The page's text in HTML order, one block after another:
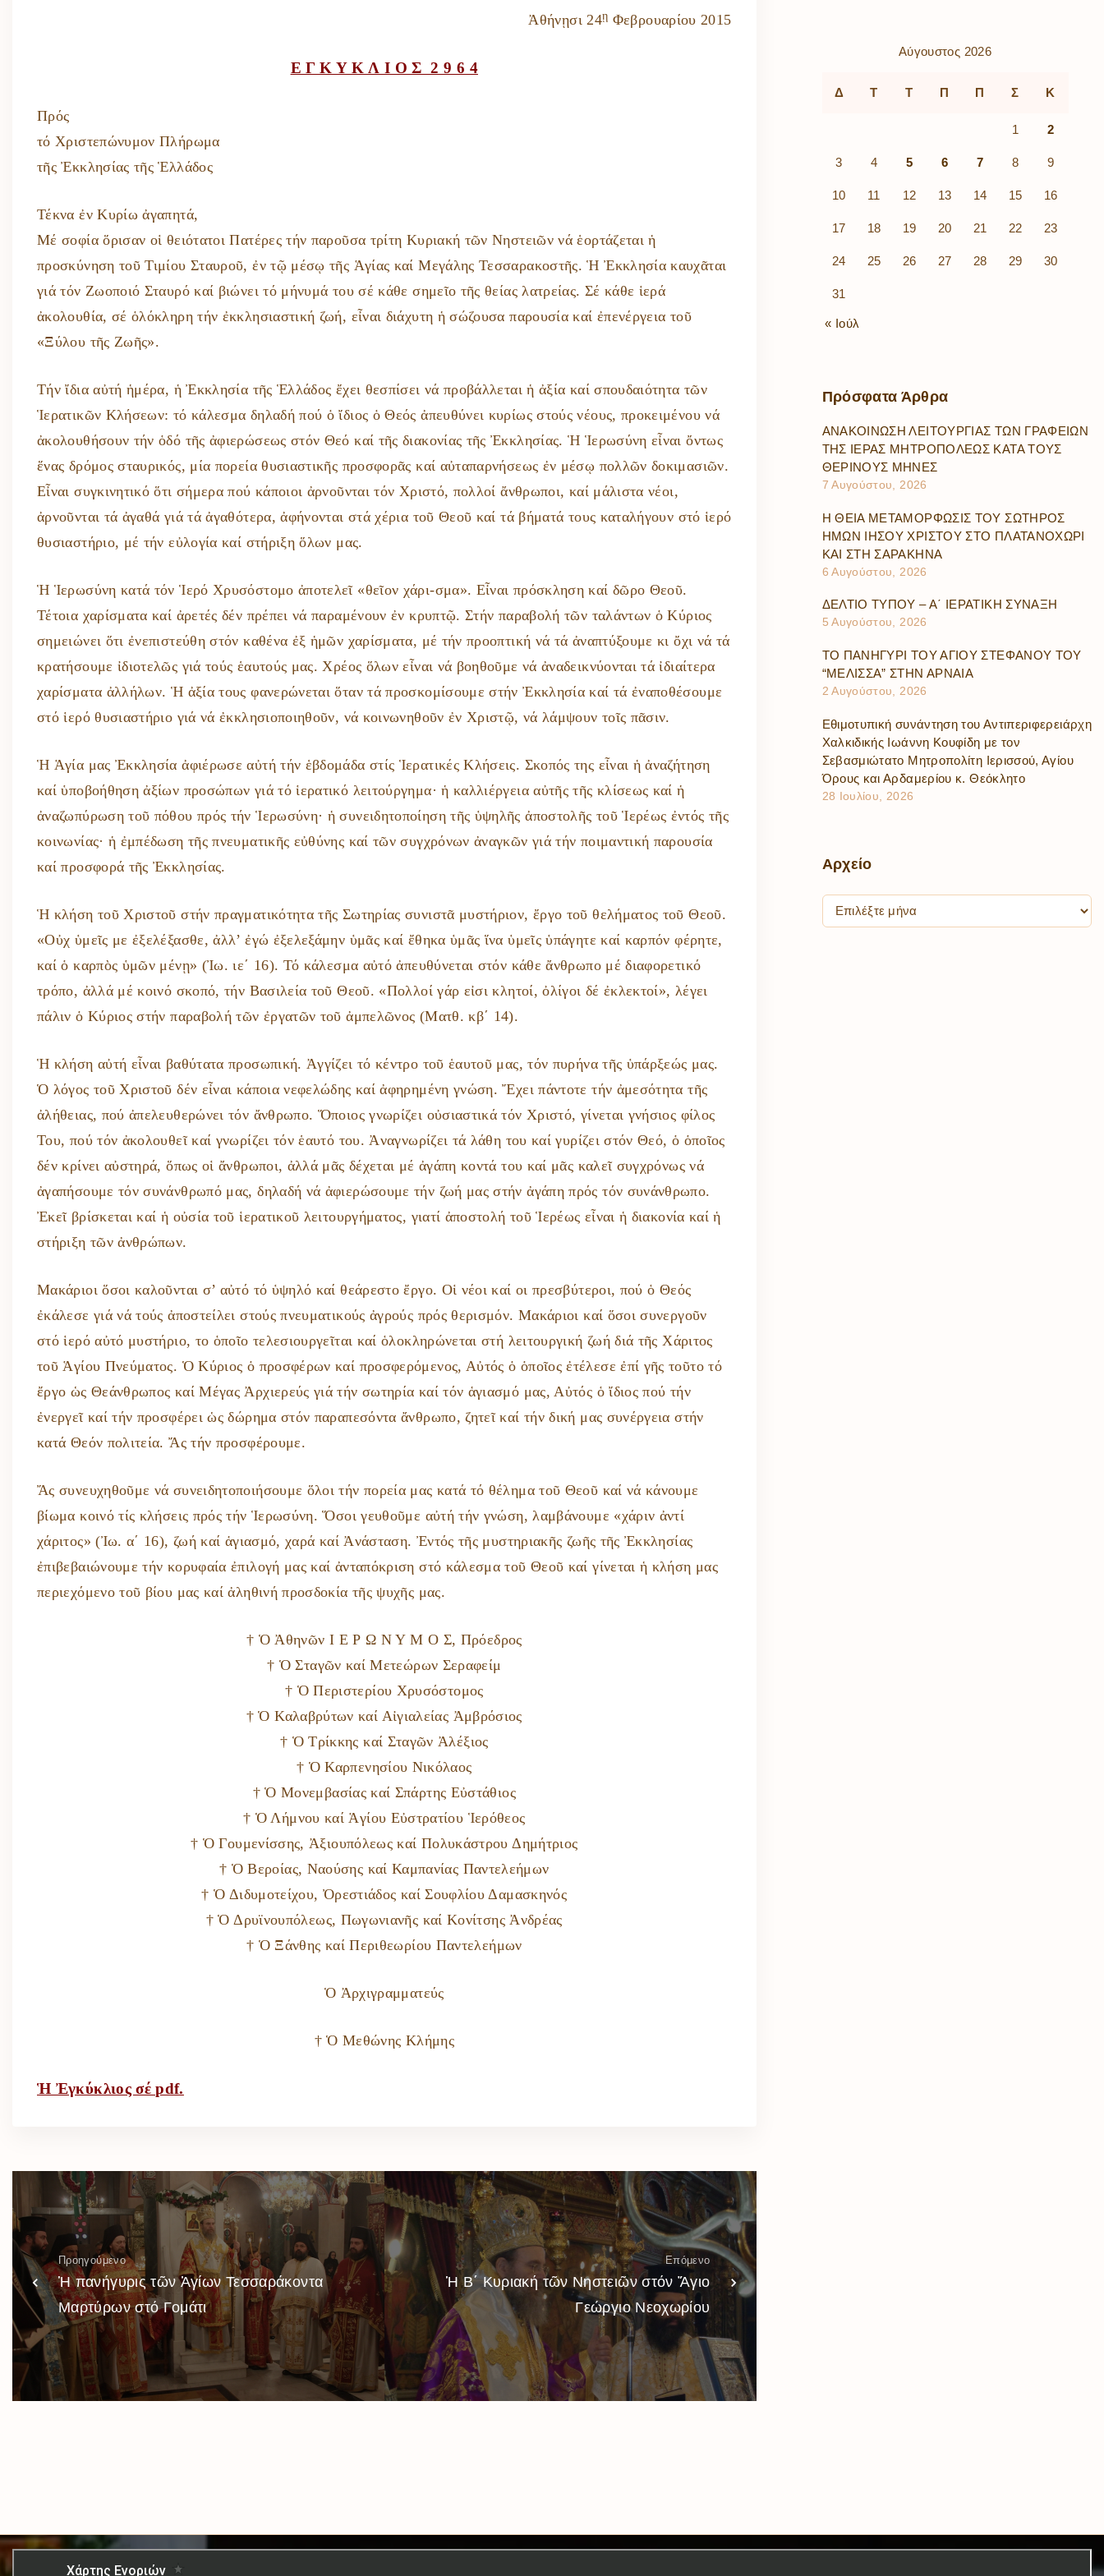
κατασκήνωση
Ἐξομολόγηση
Συντηρήσεως Κειμηλίων
Ἀρχιερατικές
Ημερολόγιο Ι.Μ
Ἀθήνῃσι 24ῃ Φεβρουαρίου 2015
Ε Γ Κ Υ Κ Λ Ι Ο Σ 2 9 6 4
Πρός
τό Χριστεπώνυμον Πλήρωμα
τῆς Ἐκκλησίας τῆς Ἑλλάδος
Τέκνα ἐν Κυρίω ἀγαπητά,
Μέ σοφία ὅρισαν οἱ θειότατοι Πατέρες τήν παροῦσα τρίτη Κυριακή τῶν Νηστειῶν νά ἑορτάζεται ἡ
προσκύνηση τοῦ Τιμίου Σταυροῦ, ἐν τῷ μέσῳ τῆς Ἁγίας καί Μεγάλης Τεσσαρακοστῆς. Ἡ Ἐκκλησία καυχᾶται
γιά τόν Ζωοποιό Σταυρό καί βιώνει τό μήνυμά του σέ κάθε σημεῖο τῆς θείας λατρείας. Σέ κάθε ἱερά
ἀκολουθία, σέ ὁλόκληρη τήν ἐκκλησιαστική ζωή, εἶναι διάχυτη ἡ σώζουσα παρουσία καί ἐπενέργεια τοῦ
«Ξύλου τῆς Ζωῆς».
Τήν ἴδια αὐτή ἡμέρα, ἡ Ἐκκλησία τῆς Ἑλλάδος ἔχει θεσπίσει νά προβάλλεται ἡ ἀξία καί σπουδαιότητα τῶν
Ἱερατικῶν Κλήσεων: τό κάλεσμα δηλαδή πού ὁ ἴδιος ὁ Θεός ἀπευθύνει κυρίως στούς νέους, προκειμένου νά
ἀκολουθήσουν τήν ὁδό τῆς ἀφιερώσεως στόν Θεό καί τῆς διακονίας τῆς Ἐκκλησίας. Ἡ Ἱερωσύνη εἶναι ὄντως
ἕνας δρόμος σταυρικός, μία πορεία θυσιαστικῆς προσφορᾶς καί αὐταπαρνήσεως ἐν μέσῳ πολλῶν δοκιμασιῶν.
Εἶναι συγκινητικό ὅτι σήμερα πού κάποιοι ἀρνοῦνται τόν Χριστό, πολλοί ἄνθρωποι, καί μάλιστα νέοι,
ἀρνοῦνται τά ἀγαθά γιά τά ἀγαθότερα, ἀφήνονται στά χέρια τοῦ Θεοῦ καί τά βήματά τους καταλήγουν στό ἱερό
θυσιαστήριο, μέ τήν εὐλογία καί στήριξη ὅλων μας.
Ἡ Ἱερωσύνη κατά τόν Ἱερό Χρυσόστομο ἀποτελεῖ «θεῖον χάρι-σμα». Εἶναι πρόσκληση καί δῶρο Θεοῦ.
Τέτοια χαρίσματα καί ἀρετές δέν πρέπει νά παραμένουν ἐν κρυπτῷ. Στήν παραβολή τῶν ταλάντων ὁ Κύριος
σημειώνει ὅτι ἐνεπιστεύθη στόν καθένα ἐξ ἡμῶν χαρίσματα, μέ τήν προοπτική νά τά ἀναπτύξουμε κι ὄχι νά τά
κρατήσουμε ἰδιοτελῶς γιά τούς ἑαυτούς μας. Χρέος ὅλων εἶναι νά βοηθοῦμε νά ἀναδεικνύονται τά ἰδιαίτερα
χαρίσματα ἀλλήλων. Ἡ ἀξία τους φανερώνεται ὅταν τά προσκομίσουμε στήν Ἐκκλησία καί τά ἐναποθέσουμε
στό ἱερό θυσιαστήριο γιά νά ἐκκλησιοποιηθοῦν, νά κοινωνηθοῦν ἐν Χριστῷ, νά λάμψουν τοῖς πᾶσιν.
Ἡ Ἁγία μας Ἐκκλησία ἀφιέρωσε αὐτή τήν ἑβδομάδα στίς Ἱερατικές Κλήσεις. Σκοπός της εἶναι ἡ ἀναζήτηση
καί ὑποβοήθηση ἀξίων προσώπων γιά τό ἱερατικό λειτούργημα· ἡ καλλιέργεια αὐτῆς τῆς κλίσεως καί ἡ
ἀναζωπύρωση τοῦ πόθου πρός τήν Ἱερωσύνη· ἡ συνειδητοποίηση τῆς ὑψηλῆς ἀποστολῆς τοῦ Ἱερέως ἐντός τῆς
κοινωνίας· ἡ ἐμπέδωση τῆς πνευματικῆς εὐθύνης καί τῶν συγχρόνων ἀναγκῶν γιά τήν ποιμαντική παρουσία
καί προσφορά τῆς Ἐκκλησίας.
Ἡ κλήση τοῦ Χριστοῦ στήν πραγματικότητα τῆς Σωτηρίας συνιστᾶ μυστήριον, ἔργο τοῦ θελήματος τοῦ Θεοῦ.
«Οὐχ ὑμεῖς με ἐξελέξασθε, ἀλλ’ ἐγώ ἐξελεξάμην ὑμᾶς καί ἔθηκα ὑμᾶς ἵνα ὑμεῖς ὑπάγητε καί καρπόν φέρητε,
καί ὁ καρπὸς ὑμῶν μένῃ» (Ἰω. ιε΄ 16). Τό κάλεσμα αὐτό ἀπευθύνεται στόν κάθε ἄνθρωπο μέ διαφορετικό
τρόπο, ἀλλά μέ κοινό σκοπό, τήν Βασιλεία τοῦ Θεοῦ. «Πολλοί γάρ εἰσι κλητοί, ὀλίγοι δέ ἐκλεκτοί», λέγει
πάλιν ὁ Κύριος στήν παραβολή τῶν ἐργατῶν τοῦ ἀμπελῶνος (Ματθ. κβ΄ 14).
Ἡ κλήση αὐτή εἶναι βαθύτατα προσωπική. Ἀγγίζει τό κέντρο τοῦ ἑαυτοῦ μας, τόν πυρήνα τῆς ὑπάρξεώς μας.
Ὁ λόγος τοῦ Χριστοῦ δέν εἶναι κάποια νεφελώδης καί ἀφηρημένη γνώση. Ἔχει πάντοτε τήν ἀμεσότητα τῆς
ἀλήθειας, πού ἀπελευθερώνει τόν ἄνθρωπο. Ὅποιος γνωρίζει οὐσιαστικά τόν Χριστό, γίνεται γνήσιος φίλος
Του, πού τόν ἀκολουθεῖ καί γνωρίζει τόν ἑαυτό του. Ἀναγνωρίζει τά λάθη του καί γυρίζει στόν Θεό, ὁ ὁποῖος
δέν κρίνει αὐστηρά, ὅπως οἱ ἄνθρωποι, ἀλλά μᾶς δέχεται μέ ἀγάπη κοντά του καί μᾶς καλεῖ συγχρόνως νά
ἀγαπήσουμε τόν συνάνθρωπό μας, δηλαδή νά ἀφιερώσουμε τήν ζωή μας στήν ἀγάπη πρός τόν συνάνθρωπο.
Ἐκεῖ βρίσκεται καί ἡ οὐσία τοῦ ἱερατικοῦ λειτουργήματος, γιατί ἀποστολή τοῦ Ἱερέως εἶναι ἡ διακονία καί ἡ
στήριξη τῶν ἀνθρώπων.
Μακάριοι ὅσοι καλοῦνται σ’ αὐτό τό ὑψηλό καί θεάρεστο ἔργο. Οἱ νέοι καί οι πρεσβύτεροι, πού ὁ Θεός
ἐκάλεσε γιά νά τούς ἀποστείλει στούς πνευματικούς ἀγρούς πρός θερισμόν. Μακάριοι καί ὅσοι συνεργοῦν
στό ἱερό αὐτό μυστήριο, το ὁποῖο τελεσιουργεῖται καί ὁλοκληρώνεται στή λειτουργική ζωή διά τῆς Χάριτος
τοῦ Ἁγίου Πνεύματος. Ὁ Κύριος ὁ προσφέρων καί προσφερόμενος, Αὐτός ὁ ὁποῖος ἐτέλεσε ἐπί γῆς τοῦτο τό
ἔργο ὡς Θεάνθρωπος καί Μέγας Ἀρχιερεύς γιά τήν σωτηρία καί τόν ἁγιασμό μας, Αὐτός ὁ ἴδιος πού τήν
ἐνεργεῖ καί τήν προσφέρει ὡς δώρημα στόν παραπεσόντα ἄνθρωπο, ζητεῖ καί τήν δική μας συνέργεια στήν
κατά Θεόν πολιτεία. Ἄς τήν προσφέρουμε.
Ἄς συνευχηθοῦμε νά συνειδητοποιήσουμε ὅλοι τήν πορεία μας κατά τό θέλημα τοῦ Θεοῦ καί νά κάνουμε
βίωμα κοινό τίς κλήσεις πρός τήν Ἱερωσύνη. Ὅσοι γευθοῦμε αὐτή τήν γνώση, λαμβάνουμε «χάριν ἀντί
χάριτος» (Ἰω. α΄ 16), ζωή καί ἁγιασμό, χαρά καί Ἀνάσταση. Ἐντός τῆς μυστηριακῆς ζωῆς τῆς Ἐκκλησίας
ἐπιβεβαιώνουμε τήν κορυφαία ἐπιλογή μας καί ἀνταπόκριση στό κάλεσμα τοῦ Θεοῦ καί γίνεται ἡ κλήση μας
περιεχόμενο τοῦ βίου μας καί ἀληθινή προσδοκία τῆς ψυχῆς μας.
† Ὁ Ἀθηνῶν Ι Ε Ρ Ω Ν Υ Μ Ο Σ, Πρόεδρος
† Ὁ Σταγῶν καί Μετεώρων Σεραφείμ
† Ὁ Περιστερίου Χρυσόστομος
† Ὁ Καλαβρύτων καί Αἰγιαλείας Ἀμβρόσιος
† Ὁ Τρίκκης καί Σταγῶν Ἀλέξιος
† Ὁ Καρπενησίου Νικόλαος
† Ὁ Μονεμβασίας καί Σπάρτης Εὐστάθιος
† Ὁ Λήμνου καί Ἁγίου Εὐστρατίου Ἱερόθεος
† Ὁ Γουμενίσσης, Ἀξιουπόλεως καί Πολυκάστρου Δημήτριος
† Ὁ Βεροίας, Ναούσης καί Καμπανίας Παντελεήμων
† Ὁ Διδυμοτείχου, Ὀρεστιάδος καί Σουφλίου Δαμασκηνός
† Ὁ Δρυϊνουπόλεως, Πωγωνιανῆς καί Κονίτσης Ἀνδρέας
† Ὁ Ξάνθης καί Περιθεωρίου Παντελεήμων
Ὁ Ἀρχιγραμματεύς
† Ὁ Μεθώνης Κλήμης
Ἡ Ἐγκύκλιος σέ pdf.
Προηγούμενο
Ἡ πανήγυρις τῶν Ἁγίων Τεσσαράκοντα
Μαρτύρων στό Γομάτι
Επόμενο
Ἡ Β΄ Κυριακή τῶν Νηστειῶν στόν Ἅγιο
Γεώργιο Νεοχωρίου
Αύγουστος 2026
Δ Τ Τ Π Π Σ Κ
1 2
3 4 5 6 7 8 9
10 11 12 13 14 15 16
17 18 19 20 21 22 23
24 25 26 27 28 29 30
31
« Ιούλ
Πρόσφατα Άρθρα
ΑΝΑΚΟΙΝΩΣΗ ΛΕΙΤΟΥΡΓΙΑΣ ΤΩΝ ΓΡΑΦΕΙΩΝ
ΤΗΣ ΙΕΡΑΣ ΜΗΤΡΟΠΟΛΕΩΣ ΚΑΤΑ ΤΟΥΣ
ΘΕΡΙΝΟΥΣ ΜΗΝΕΣ
7 Αυγούστου, 2026
Η ΘΕΙΑ ΜΕΤΑΜΟΡΦΩΣΙΣ ΤΟΥ ΣΩΤΗΡΟΣ
ΗΜΩΝ ΙΗΣΟΥ ΧΡΙΣΤΟΥ ΣΤΟ ΠΛΑΤΑΝΟΧΩΡΙ
ΚΑΙ ΣΤΗ ΣΑΡΑΚΗΝΑ
6 Αυγούστου, 2026
ΔΕΛΤΙΟ ΤΥΠΟΥ – Α΄ ΙΕΡΑΤΙΚΗ ΣΥΝΑΞΗ
5 Αυγούστου, 2026
ΤΟ ΠΑΝΗΓΥΡΙ ΤΟΥ ΑΓΙΟΥ ΣΤΕΦΑΝΟΥ ΤΟΥ
“ΜΕΛΙΣΣΑ” ΣΤΗΝ ΑΡΝΑΙΑ
2 Αυγούστου, 2026
Εθιμοτυπική συνάντηση του Αντιπεριφερειάρχη
Χαλκιδικής Ιωάννη Κουφίδη με τον
Σεβασμιώτατο Μητροπολίτη Ιερισσού, Αγίου
Όρους και Αρδαμερίου κ. Θεόκλητο
28 Ιουλίου, 2026
Αρχείο